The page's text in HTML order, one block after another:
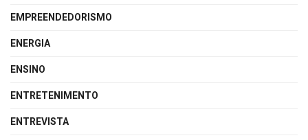
EMPREENDEDORISMO
ENERGIA
ENSINO
ENTRETENIMENTO
ENTREVISTA